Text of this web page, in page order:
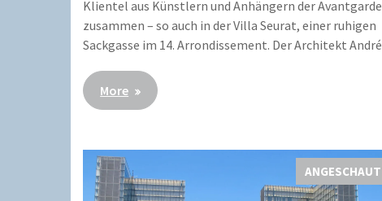
Klientel aus Künstlern und Anhängern der Avantgarde
zusammen – so auch in der Villa Seurat, einer ruhigen
Sackgasse im 14. Arrondissement. Der Architekt André
More
ANGESCHAUT